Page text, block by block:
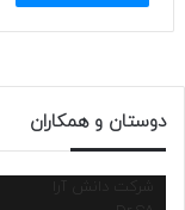
دوستان و همکاران
شرکت دانش آرا